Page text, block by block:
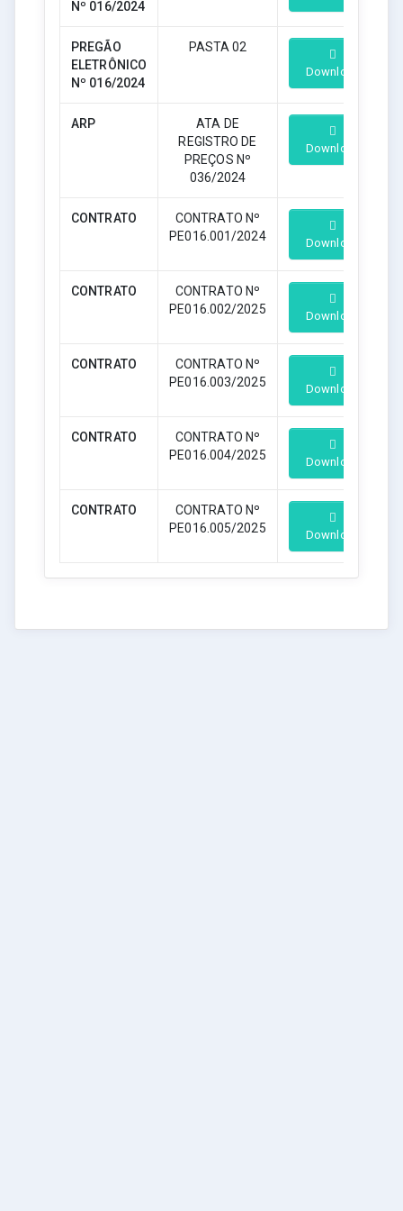
Nº 016/2024
PREGÃO
ELETRÔNICO
Nº 016/2024
PASTA 02
Download
ARP
ATA DE
REGISTRO DE
PREÇOS Nº
036/2024
Download
CONTRATO
CONTRATO Nº
PE016.001/2024
Download
CONTRATO
CONTRATO Nº
PE016.002/2025
Download
CONTRATO
CONTRATO Nº
PE016.003/2025
Download
CONTRATO
CONTRATO Nº
PE016.004/2025
Download
CONTRATO
CONTRATO Nº
PE016.005/2025
Download